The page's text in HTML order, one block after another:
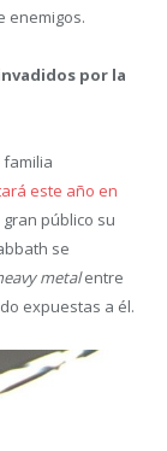
enemigos.
por la
este año en
público su
se
metalentre
expuestas a él.